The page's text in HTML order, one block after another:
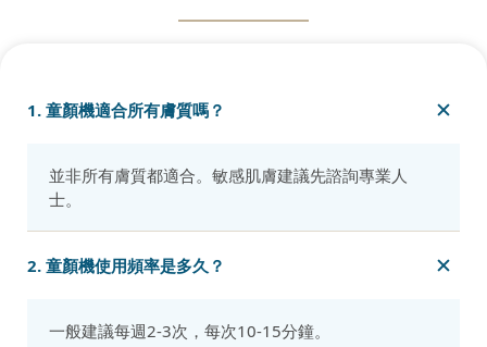
1. 童顏機適合所有膚質嗎？
並非所有膚質都適合。敏感肌膚建議先諮詢專業人
士。
2. 童顏機使用頻率是多久？
一般建議每週2-3次，每次10-15分鐘。